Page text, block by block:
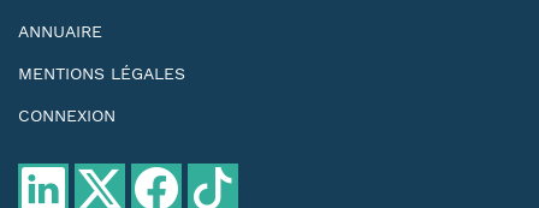
ANNUAIRE
MENTIONS LÉGALES
CONNEXION